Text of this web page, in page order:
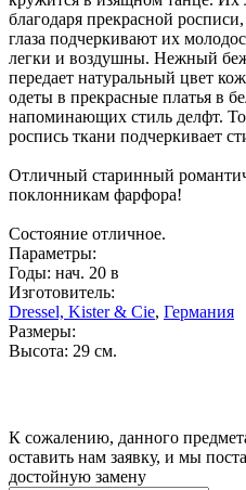
благодаря прекрасной
глаза подчеркивают их
легки и воздушны. Нежный
передает натуральный цвет
одеты в прекрасные платья в
напоминающих стиль делфт.
роспись ткани подчеркивает
Отличный старинный
поклонникам фарфора!
Состояние отличное.
Параметры:
Годы: нач. 20 в
Изготовитель:
Dressel, Kister & Cie, Германия
Размеры:
Высота: 29 см.
К сожалению, данного
оставить нам заявку, и мы
достойную замену